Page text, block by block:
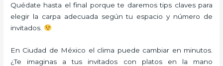
Quédate hasta el final porque te daremos tips claves para
elegir la carpa adecuada según tu espacio y número de
invitados.
En Ciudad de México el clima puede cambiar en minutos.
¿Te imaginas a tus invitados con platos en la mano